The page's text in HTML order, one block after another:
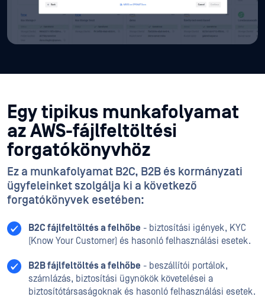
Egy tipikus munkafolyamat
az AWS-fájlfeltöltési
forgatókönyvhöz
Ez a munkafolyamat B2C, B2B és kormányzati
ügyfeleinket szolgálja ki a következő
forgatókönyvek esetében:
B2C fájlfeltöltés a felhőbe - biztosítási igények, KYC
(Know Your Customer) és hasonló felhasználási esetek.
B2B fájlfeltöltés a felhőbe - beszállítói portálok,
számlázás, biztosítási ügynökök követelései a
biztosítótársaságoknak és hasonló felhasználási esetek.